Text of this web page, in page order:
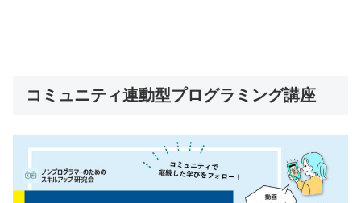
コミュニティ連動型プログラミング講座